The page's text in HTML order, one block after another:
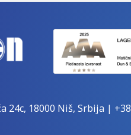
24c, 18000 Niš, Srbija |